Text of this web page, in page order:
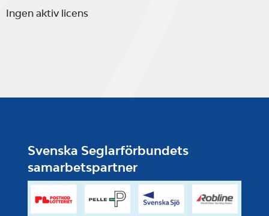
Ingen aktiv licens
Svenska Seglarförbundets
samarbetspartner